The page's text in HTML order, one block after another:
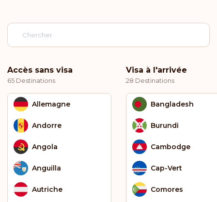
Accès sans visa
65 Destinations
Allemagne
Andorre
Angola
Anguilla
Autriche
Visa à l'arrivée
28 Destinations
Bangladesh
Burundi
Cambodge
Cap-Vert
Comores